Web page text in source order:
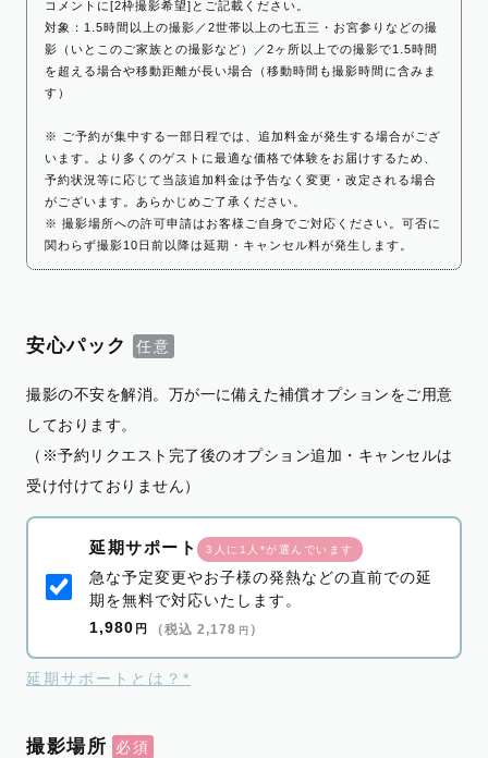
コメントに[2枠撮影希望]とご記載ください。
対象：1.5時間以上の撮影／2世帯以上の七五三・お宮参りなどの撮
影（いとこのご家族との撮影など）／2ヶ所以上での撮影で1.5時間
を超える場合や移動距離が長い場合（移動時間も撮影時間に含みま
す）
※ ご予約が集中する一部日程では、追加料金が発生する場合がござ
います。より多くのゲストに最適な価格で体験をお届けするため、
予約状況等に応じて当該追加料金は予告なく変更・改定される場合
がございます。あらかじめご了承ください。
※ 撮影場所への許可申請はお客様ご自身でご対応ください。可否に
関わらず撮影10日前以降は延期・キャンセル料が発生します。
安心パック
撮影の不安を解消。万が一に備えた補償オプションをご用意
しております。
（※予約リクエスト完了後のオプション追加・キャンセルは
受け付けておりません）
延期サポート 3人に1人*が選んでいます
急な予定変更やお子様の発熱などの直前での延
期を無料で対応いたします。
1,980 円 （税込 2,178 円 ）
延期サポートとは？*
撮影場所